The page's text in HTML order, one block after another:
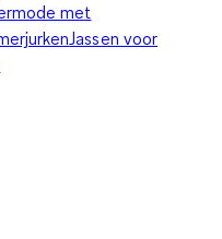
met
Jassen voor